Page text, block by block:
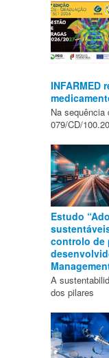
INFARMED
Na sequência
079/CD/
Estudo
controlo de
A
dos pilares